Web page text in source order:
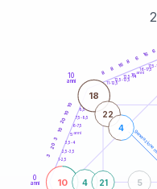
0
anni
10
anni
1-2,5
2,5-3,5
3,5-4
6-7,5
7,5-8,5
8,5-9
11-12,5
12,5-13,5
13,5-14
16-17,5
17,5-
3
20
3
10
20
10
10
8
8
16
8
6
16 6
10
18
4 21 5
22
4
5anni
15 anni